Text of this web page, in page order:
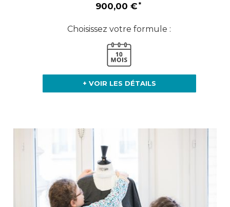
900,00 €
Choisissez votre formule :
+ VOIR LES DÉTAILS